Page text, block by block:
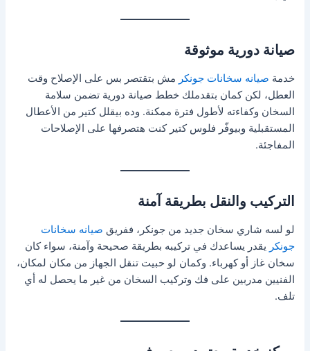
صيانة دورية موثوقة
خدمة صيانه سخانات جونكر مش بتقتصر بس على الإصلاح وقت
العطل، لكن كمان بتقدملك خطط صيانة دورية تضمن سلامة
السخان وكفاءته لأطول فترة ممكنة. وده بيقلل كتير من الأعطال
المستقبلية وبيوفّر فلوس كتير كنت هتصرفها على الإصلاحات
المفاجئة.
التركيب والنقل بطريقة آمنة
لو لسه شاري سخان جديد من جونكر، ففريق صيانه سخانات
جونكر يقدر يساعدك في تركيبه بطريقة صحيحة وآمنة، سواء كان
سخان غاز أو كهرباء. وكمان لو حبيت تنقل الجهاز من مكان لمكان،
الفنيين مدربين على فك وتركيب السخان من غير ما يحصل له أي
تلف.